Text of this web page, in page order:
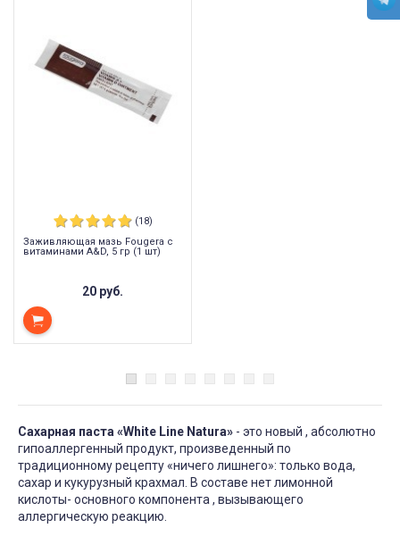
(18)
Заживляющая мазь Fougera с
витаминами A&D, 5 гр (1 шт)
20 руб.
Cахарная паста «White Line Natura» - это новый , абсолютно
гипоаллергенный продукт, произведенный по
традиционному рецепту «ничего лишнего»: только вода,
сахар и кукурузный крахмал. В составе нет лимонной
кислоты- основного компонента , вызывающего
аллергическую реакцию.